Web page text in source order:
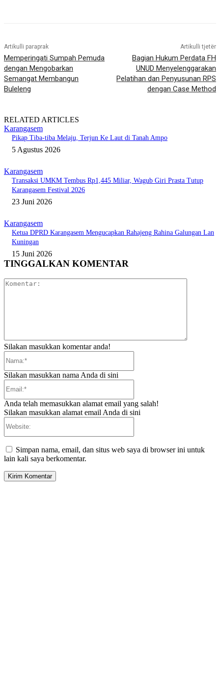
Artikulli paraprak
Memperingati Sumpah Pemuda
dengan Mengobarkan
Semangat Membangun
Buleleng
Artikulli tjetër
Bagian Hukum Perdata FH
UNUD Menyelenggarakan
Pelatihan dan Penyusunan RPS
dengan Case Method
RELATED ARTICLES
Karangasem
Pikap Tiba-tiba Melaju, Terjun Ke Laut di Tanah Ampo
5 Agustus 2026
Karangasem
Transaksi UMKM Tembus Rp1,445 Miliar, Wagub Giri Prasta Tutup
Karangasem Festival 2026
23 Juni 2026
Karangasem
Ketua DPRD Karangasem Mengucapkan Rahajeng Rahina Galungan Lan
Kuningan
15 Juni 2026
TINGGALKAN KOMENTAR
Silakan masukkan komentar anda!
Silakan masukkan nama Anda di sini
Anda telah memasukkan alamat email yang salah!
Silakan masukkan alamat email Anda di sini
Simpan nama, email, dan situs web saya di browser ini untuk
lain kali saya berkomentar.